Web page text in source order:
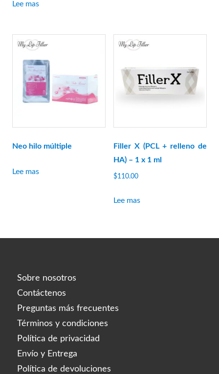
Lee mas
variantes.
se
pueden
página
Neo hilo múltiple
Lee mas
Filler X (PCL + relleno de
HA) – 1 x 1 ml
$110.00
Lee mas
Sobre nosotros
Contáctenos
Preguntas más frecuentes
Términos y condiciones
Política de privacidad
Envío y Entrega
Política de devoluciones